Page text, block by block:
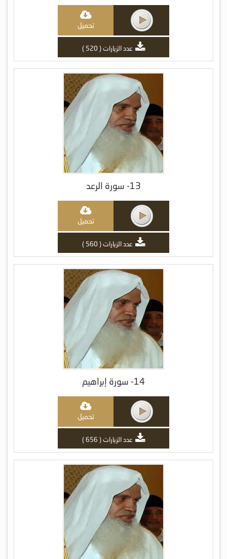
تحميل
عدد الزيارات ( 520 )
13- سورة الرعد
تحميل
عدد الزيارات ( 560 )
14- سورة إبراهيم
تحميل
عدد الزيارات ( 656 )